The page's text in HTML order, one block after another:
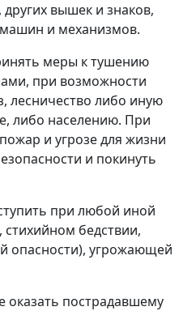
вышек и знаков,
и механизмов.
меры к тушению
при возможности
лесничество либо иную
либо населению. При
и угрозе для жизни
и покинуть
при любой иной
стихийном бедствии,
опасности), угрожающей
оказать пострадавшему